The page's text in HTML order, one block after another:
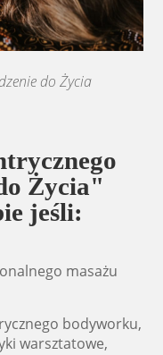
do Życia
Życia"
jeśli:
masażu
bodyworku,
warsztatowe,